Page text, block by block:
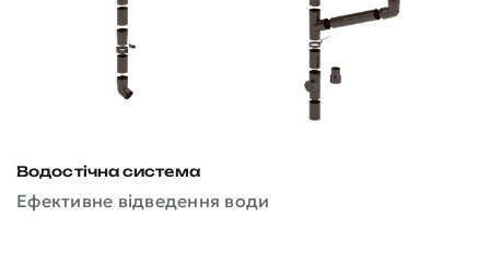
Водостічна система
Ефективне відведення води